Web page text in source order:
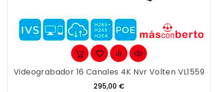
Videograbador 16 Canales 4K Nvr Volten VL1559
Precio
295,00 €